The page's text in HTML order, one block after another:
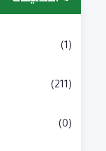
(1)
(211)
(0)